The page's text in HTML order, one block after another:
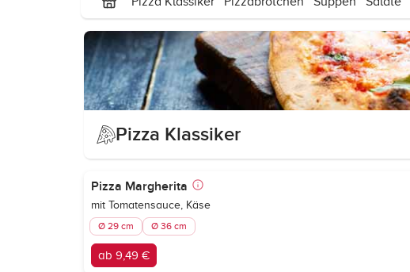
Pizza Klassiker
Pizza Margherita
mit Tomatensauce, Käse
Ø 29 cm Ø 36 cm
ab 9,49 €